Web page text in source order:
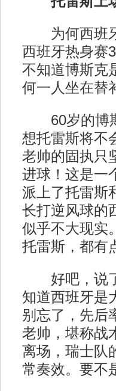
为何西班牙
西班牙热身赛
不知道博斯克
何一人坐在替
60岁的博斯
想托雷斯将不
老帅的固执只
进球！这是一
派上了托雷斯
长打逆风球的
似乎不大现实
托雷斯，都
好吧，说了
知道西班牙是
别忘了，先后
老帅，堪称战
离场，瑞士队
常奏效。要